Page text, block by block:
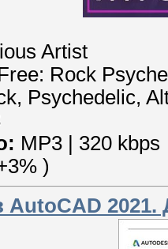
Artist
Rock
Psychedelic,
MP3 | 320 kbps
)